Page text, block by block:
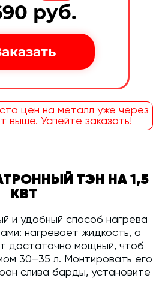
руб.
цен на металл уже через
выше. Успейте заказать!
ТЭН НА 1,5
КВТ
и удобный способ нагрева
нагревает жидкость, а
достаточно мощный, чтоб
30–35 л. Монтировать его
слива барды, установите